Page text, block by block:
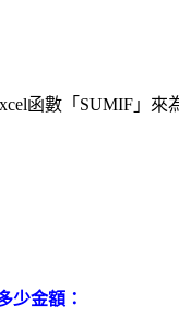
函數「SUMIF」來
少金額：